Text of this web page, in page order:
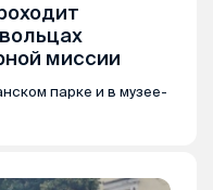
миссии
парке и в музее-